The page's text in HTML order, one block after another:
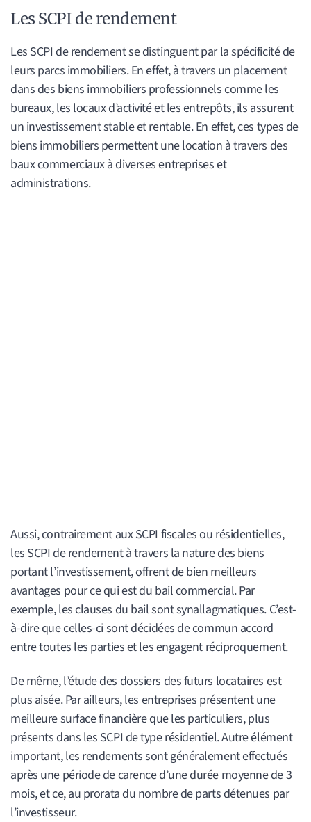
Les SCPI de rendement
Les SCPI de rendement se distinguent par la spécificité de
leurs parcs immobiliers. En effet, à travers un placement
dans des biens immobiliers professionnels comme les
bureaux, les locaux d’activité et les entrepôts, ils assurent
un investissement stable et rentable. En effet, ces types de
biens immobiliers permettent une location à travers des
baux commerciaux à diverses entreprises et
administrations.
Aussi, contrairement aux SCPI fiscales ou résidentielles,
les SCPI de rendement à travers la nature des biens
portant l’investissement, offrent de bien meilleurs
avantages pour ce qui est du bail commercial. Par
exemple, les clauses du bail sont synallagmatiques. C’est-
à-dire que celles-ci sont décidées de commun accord
entre toutes les parties et les engagent réciproquement.
De même, l’étude des dossiers des futurs locataires est
plus aisée. Par ailleurs, les entreprises présentent une
meilleure surface financière que les particuliers, plus
présents dans les SCPI de type résidentiel. Autre élément
important, les rendements sont généralement effectués
après une période de carence d’une durée moyenne de 3
mois, et ce, au prorata du nombre de parts détenues par
l’investisseur.